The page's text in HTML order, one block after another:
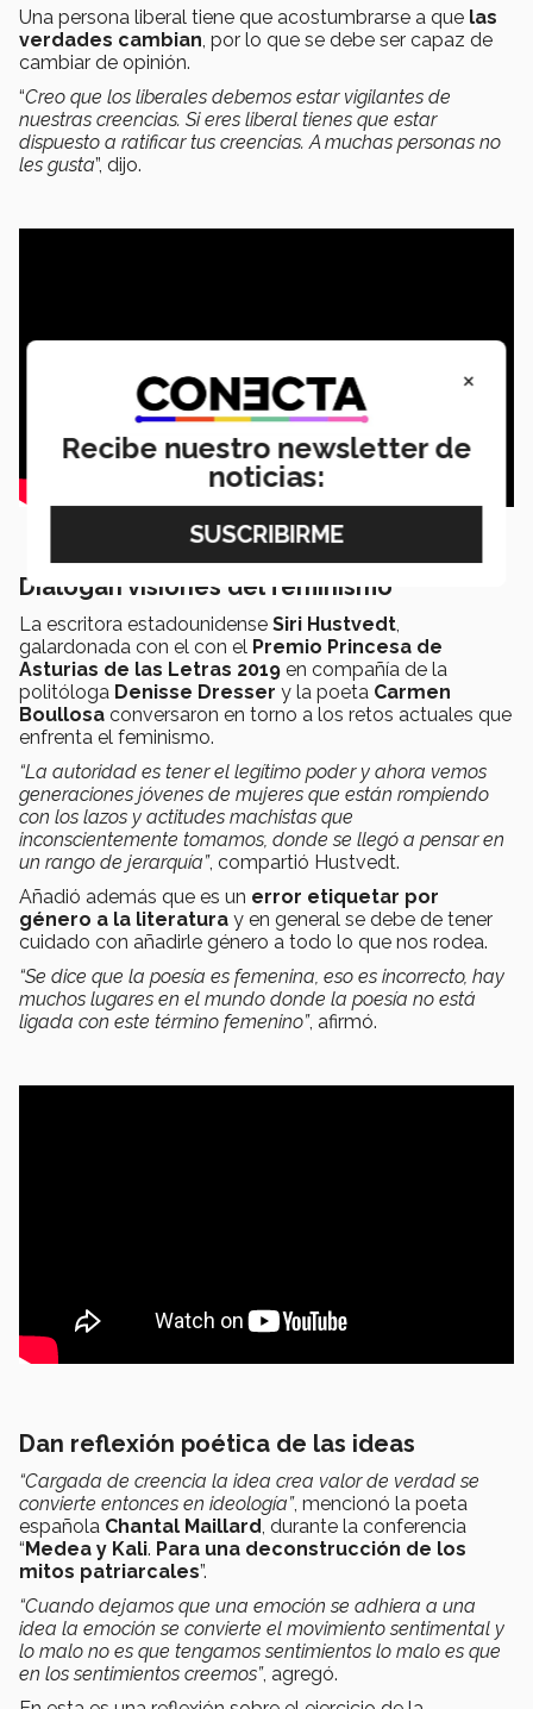
Una persona liberal tiene que acostumbrarse a que las
verdades cambian, por lo que se debe ser capaz de
cambiar de opinión.
“Creo que los liberales debemos estar vigilantes de
nuestras creencias. Si eres liberal tienes que estar
dispuesto a ratificar tus creencias. A muchas personas no
les gusta”, dijo.
Dialogan visiones del feminismo
La escritora estadounidense Siri Hustvedt,
galardonada con el con el Premio Princesa de
Asturias de las Letras 2019 en compañía de la
politóloga Denisse Dresser y la poeta Carmen
Boullosa conversaron en torno a los retos actuales que
enfrenta el feminismo.
“La autoridad es tener el legítimo poder y ahora vemos
generaciones jóvenes de mujeres que están rompiendo
con los lazos y actitudes machistas que
inconscientemente tomamos, donde se llegó a pensar en
un rango de jerarquía”, compartió Hustvedt.
Añadió además que es un error etiquetar por
género a la literatura y en general se debe de tener
cuidado con añadirle género a todo lo que nos rodea.
“Se dice que la poesía es femenina, eso es incorrecto, hay
muchos lugares en el mundo donde la poesía no está
ligada con este término femenino”, afirmó.
Dan reflexión poética de las ideas
“Cargada de creencia la idea crea valor de verdad se
convierte entonces en ideología”, mencionó la poeta
española Chantal Maillard, durante la conferencia
“ Medea y Kali. Para una deconstrucción de los
mitos patriarcales”.
“Cuando dejamos que una emoción se adhiera a una
idea la emoción se convierte el movimiento sentimental y
lo malo no es que tengamos sentimientos lo malo es que
en los sentimientos creemos”, agregó.
×
Recibe nuestro newsletter de
noticias: